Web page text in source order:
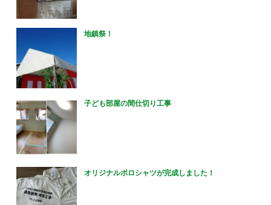
地鎮祭！
子ども部屋の間仕切り工事
オリジナルポロシャツが完成しました！